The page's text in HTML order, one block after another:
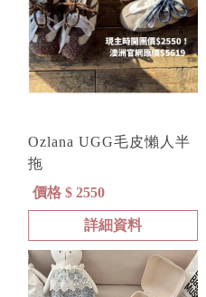
Ozlana UGG毛皮懶人半
拖
價格 $ 2550
詳細資料